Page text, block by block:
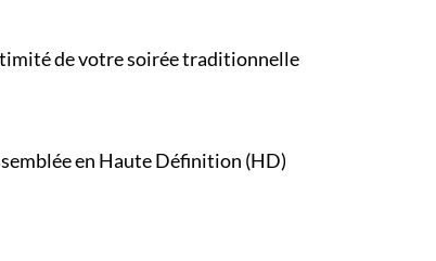
de votresoirée traditionnelle
en Haute Définition (HD)